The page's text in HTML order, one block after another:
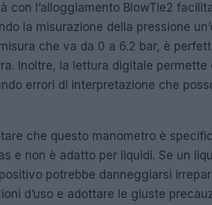
con l’alloggiamento BlowTie2
la misurazione della pressione
che va da 0 a 6.2 bar, è
Inoltre, la lettura digitale
errori di interpretazione che
che questo manometro è
e non è adatto per liquidi. Se un
potrebbe danneggiarsi
d’uso e adottare le giuste